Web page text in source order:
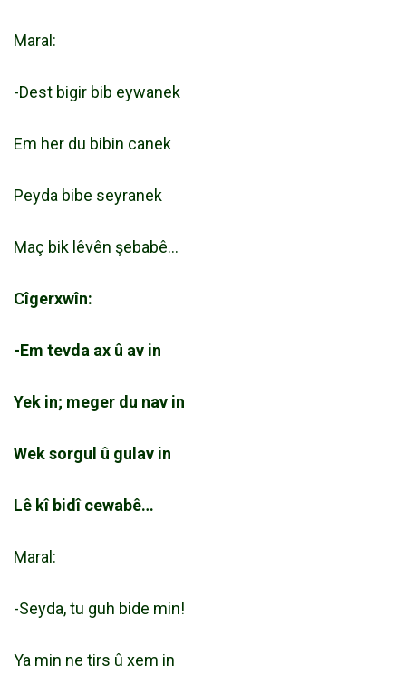
Maral:
-Dest bigir bib eywanek
Em her du bibin canek
Peyda bibe seyranek
Maç bik lêvên şebabê…
Cîgerxwîn:
-Em tevda ax û av in
Yek in; meger du nav in
Wek sorgul û gulav in
Lê kî bidî cewabê…
Maral:
-Seyda, tu guh bide min!
Ya min ne tirs û xem in